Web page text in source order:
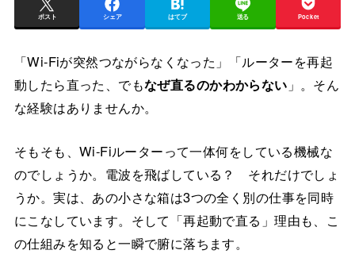
ポスト シェア はてブ 送る Pocket
「Wi-Fiが突然つながらなくなった」「ルーターを再起
動したら直った、でもなぜ直るのかわからない 」。そん
な経験はありませんか。
そもそも、Wi-Fiルーターって一体何をしている機械な
のでしょうか。電波を飛ばしている？ それだけでしょ
うか。実は、あの小さな箱は3つの全く別の仕事を同時
にこなしています。そして「再起動で直る」理由も、こ
の仕組みを知ると一瞬で腑に落ちます。